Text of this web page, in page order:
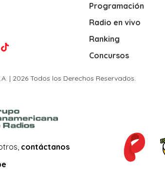
Programación
Radio en vivo
Ranking
Concursos
| 2026 Todos los Derechos Reservados.
contáctanos